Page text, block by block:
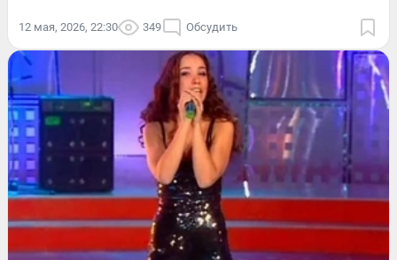
12 мая, 2026, 22:30 349 Обсудить